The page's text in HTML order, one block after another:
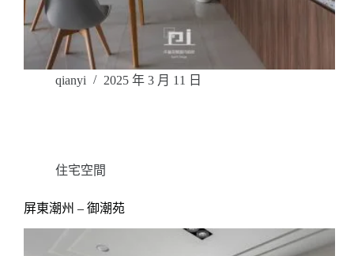
qianyi 2025 年 3 月 11 日
住宅空間
屏東潮州 – 御潮苑